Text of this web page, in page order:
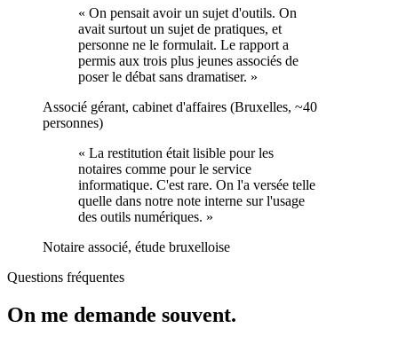
« On pensait avoir un sujet d'outils. On
avait surtout un sujet de pratiques, et
personne ne le formulait. Le rapport a
permis aux trois plus jeunes associés de
poser le débat sans dramatiser. »
Associé gérant, cabinet d'affaires (Bruxelles, ~40
personnes)
« La restitution était lisible pour les
notaires comme pour le service
informatique. C'est rare. On l'a versée telle
quelle dans notre note interne sur l'usage
des outils numériques. »
Notaire associé, étude bruxelloise
Questions fréquentes
On me demande souvent.